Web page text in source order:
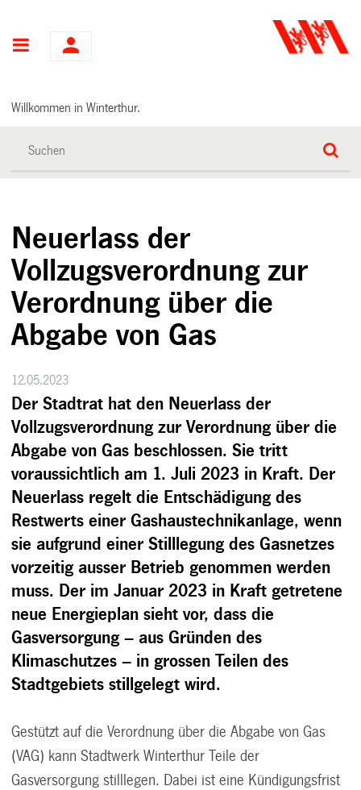
Hauptnavigation
Willkommen in Winterthur.
Neuerlass der
Vollzugsverordnung zur
Verordnung über die
Abgabe von Gas
12.05.2023
Der Stadtrat hat den Neuerlass der
Vollzugsverordnung zur Verordnung über die
Abgabe von Gas beschlossen. Sie tritt
voraussichtlich am 1. Juli 2023 in Kraft. Der
Neuerlass regelt die Entschädigung des
Restwerts einer Gashaustechnikanlage, wenn
sie aufgrund einer Stilllegung des Gasnetzes
vorzeitig ausser Betrieb genommen werden
muss. Der im Januar 2023 in Kraft getretene
neue Energieplan sieht vor, dass die
Gasversorgung – aus Gründen des
Klimaschutzes – in grossen Teilen des
Stadtgebiets stillgelegt wird.
Gestützt auf die Verordnung über die Abgabe von Gas
(VAG) kann Stadtwerk Winterthur Teile der
Gasversorgung stilllegen. Dabei ist eine Kündigungsfrist